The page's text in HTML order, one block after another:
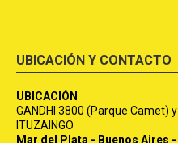
UBICACIÓN Y CONTACTO
UBICACIÓN
GANDHI 3800 (Parque Camet)
ITUZAINGO
Mar del Plata - Buenos Aires